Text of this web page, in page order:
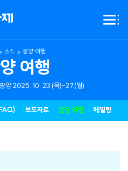
전체
여행
양 2025. 10. 23.(목)~27.(월)
소식 광양 여행
보도자료 광양 여행 메일링